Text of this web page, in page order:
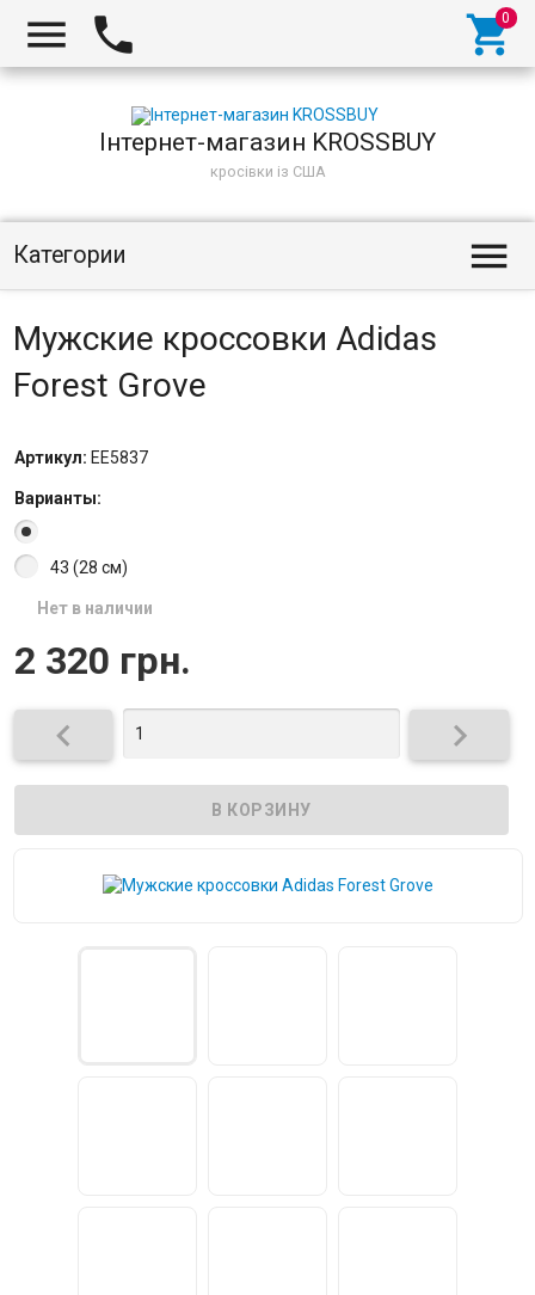
Інтернет-магазин KROSSBUY
кросівки із США
Категории
Мужские кроссовки Adidas
Forest Grove
Артикул: EE5837
Варианты:
43 (28 см)
Нет в наличии
2 320 грн.